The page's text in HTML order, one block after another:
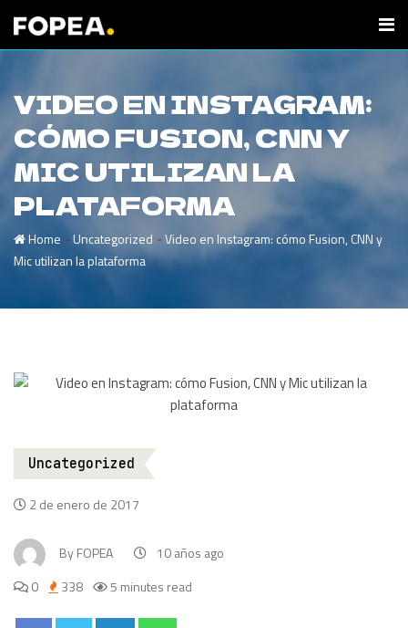
VIDEO EN INSTAGRAM:
CÓMO FUSION, CNN Y
MIC UTILIZAN LA
PLATAFORMA
Home -Uncategorized -Video en Instagram: cómo Fusion, CNN y
Mic utilizan la plataforma
Uncategorized
2 de enero de 2017
ByFOPEA
10 años ago
0
338 5 minutes read